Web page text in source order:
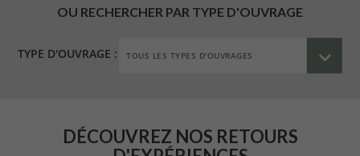
OU RECHERCHER PAR TYPE D'OUVRAGE
TYPE D'OUVRAGE :
DÉCOUVREZ NOS RETOURS